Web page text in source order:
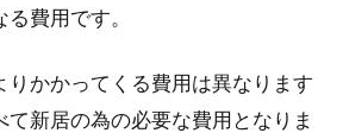
、ペットへの関心の高さが伺えます。これか
費用です。
りかかってくる費用は異なります
て新居の為の必要な費用となりま